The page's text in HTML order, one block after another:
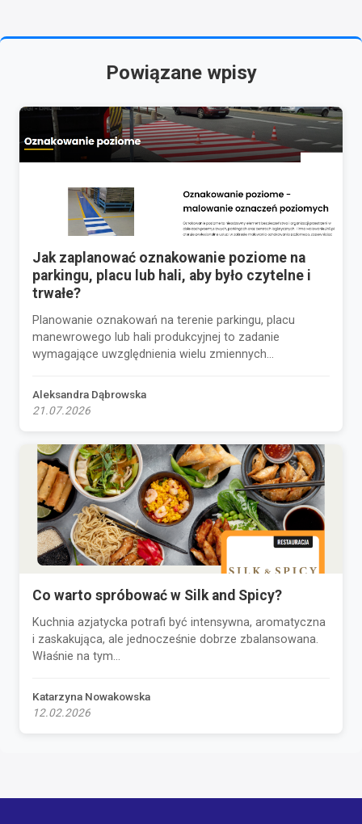
Powiązane wpisy
Jak zaplanować oznakowanie poziome na
parkingu, placu lub hali, aby było czytelne i
trwałe?
Planowanie oznakowań na terenie parkingu, placu
manewrowego lub hali produkcyjnej to zadanie
wymagające uwzględnienia wielu zmiennych...
Aleksandra Dąbrowska
21.07.2026
Co warto spróbować w Silk and Spicy?
Kuchnia azjatycka potrafi być intensywna, aromatyczna
i zaskakująca, ale jednocześnie dobrze zbalansowana.
Właśnie na tym...
Katarzyna Nowakowska
12.02.2026